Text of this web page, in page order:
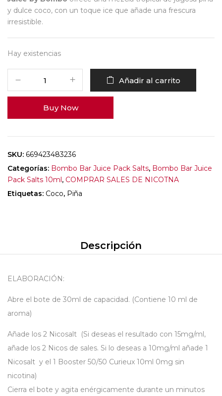
y dulce coco, con un toque ice que añade una frescura
irresistible.
Hay existencias
Añadir al carrito
Buy Now
SKU: 669423483236
Categorías: Bombo Bar Juice Pack Salts, Bombo Bar Juice
Pack Salts 10ml, COMPRAR SALES DE NICOTNA
Etiquetas: Coco, Piña
Descripción
ELABORACIÓN:
Abre el bote de 30ml de capacidad. (Contiene 10 ml de
aroma)
Añade los 2 Nicosalt (Si deseas el resultado con 15mg/ml,
añade los 2 Nicos de sales. Si lo deseas a 10mg/ml añade 1
Nicosalt y el 1 Booster 50/50 Curieux 10ml 0mg sin
nicotina)
Cierra el bote y agita enérgicamente durante un minutos